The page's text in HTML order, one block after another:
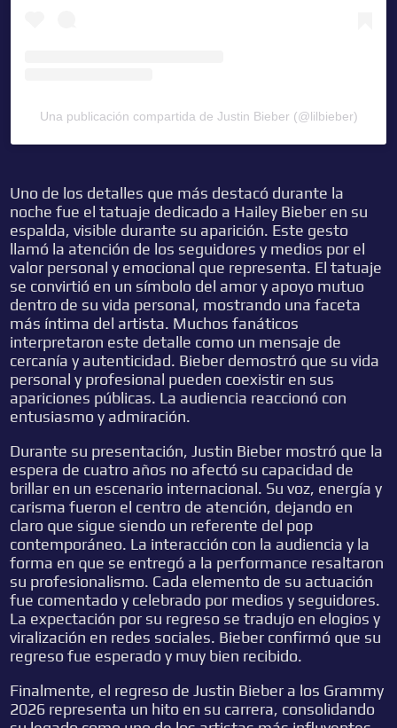
Una publicación compartida de Justin Bieber (@lilbieber)
Uno de los detalles que más destacó durante la
noche fue el tatuaje dedicado a Hailey Bieber en su
espalda, visible durante su aparición. Este gesto
llamó la atención de los seguidores y medios por el
valor personal y emocional que representa. El tatuaje
se convirtió en un símbolo del amor y apoyo mutuo
dentro de su vida personal, mostrando una faceta
más íntima del artista. Muchos fanáticos
interpretaron este detalle como un mensaje de
cercanía y autenticidad. Bieber demostró que su vida
personal y profesional pueden coexistir en sus
apariciones públicas. La audiencia reaccionó con
entusiasmo y admiración.
Durante su presentación, Justin Bieber mostró que la
espera de cuatro años no afectó su capacidad de
brillar en un escenario internacional. Su voz, energía y
carisma fueron el centro de atención, dejando en
claro que sigue siendo un referente del pop
contemporáneo. La interacción con la audiencia y la
forma en que se entregó a la performance resaltaron
su profesionalismo. Cada elemento de su actuación
fue comentado y celebrado por medios y seguidores.
La expectación por su regreso se tradujo en elogios y
viralización en redes sociales. Bieber confirmó que su
regreso fue esperado y muy bien recibido.
Finalmente, el regreso de Justin Bieber a los Grammy
2026 representa un hito en su carrera, consolidando